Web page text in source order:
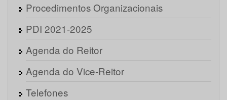
Procedimentos Organizacionais
PDI 2021-2025
Agenda do Reitor
Agenda do Vice-Reitor
Telefones